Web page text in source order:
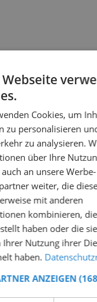
Webseite
Cookies, um
zu personalisieren
zu analysieren.
über Ihre
an unsere
weiter, die
mit anderen
kombinieren,
haben oder die
Ihrer Nutzung ihrer
haben.
ANZEIGEN